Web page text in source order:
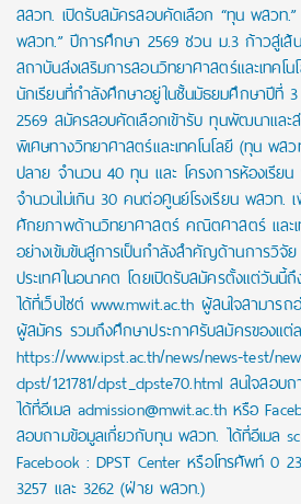
สสวท. เปิดรับสมัครสอบคัดเลือก “ทุน พสวท.”
พสวท.” ปีการศึกษา 2569 ชวน ม.3 ก้าวสู่เส้
สถาบันส่งเสริมการสอนวิทยาศาสตร์และเทคโ
นักเรียนที่กำลังศึกษาอยู่ในชั้นมัธยมศึกษาปีที่
2569 สมัครสอบคัดเลือกเข้ารับ ทุนพัฒนาและ
พิเศษทางวิทยาศาสตร์และเทคโนโลยี (ทุน พ
ปลาย จำนวน 40 ทุน และ โครงการห้องเรีย
จำนวนไม่เกิน 30 คนต่อศูนย์โรงเรียน พสวท. เ
ศักยภาพด้านวิทยาศาสตร์ คณิตศาสตร์ และ
อย่างเข้มข้นสู่การเป็นกำลังสำคัญด้านการวิ
ประเทศในอนาคต โดยเปิดรับสมัครตั้งแต่วัน
ได้ที่เว็บไซต์ www.mwit.ac.th ผู้สนใจสามาร
ผู้สมัคร รวมถึงศึกษาประกาศรับสมัครของแต่
https://www.ipst.ac.th/news/news-test/
dpst/121781/dpst_dpste70.html สนใจสอบ
ได้ที่อีเมล admission@mwit.ac.th หรือ
สอบถามข้อมูลเกี่ยวกับทุน พสวท. ได้ที่อีเมล
Facebook : DPST Center หรือโทรศัพท์ 0
3257 และ 3262 (ฝ่าย พสวท.)